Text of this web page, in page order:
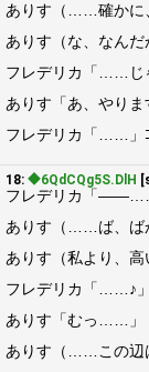
ありす（……確かに
ありす（な、なんだ
フレデリカ「……じ
ありす「あ、やりま
フレデリカ「……」
18: ◆6QdCQg5S.DlH
フレデリカ「
ありす（……ば、ば
ありす（私より、
フレデリカ「……♪
ありす「むっ……」
ありす（……この辺